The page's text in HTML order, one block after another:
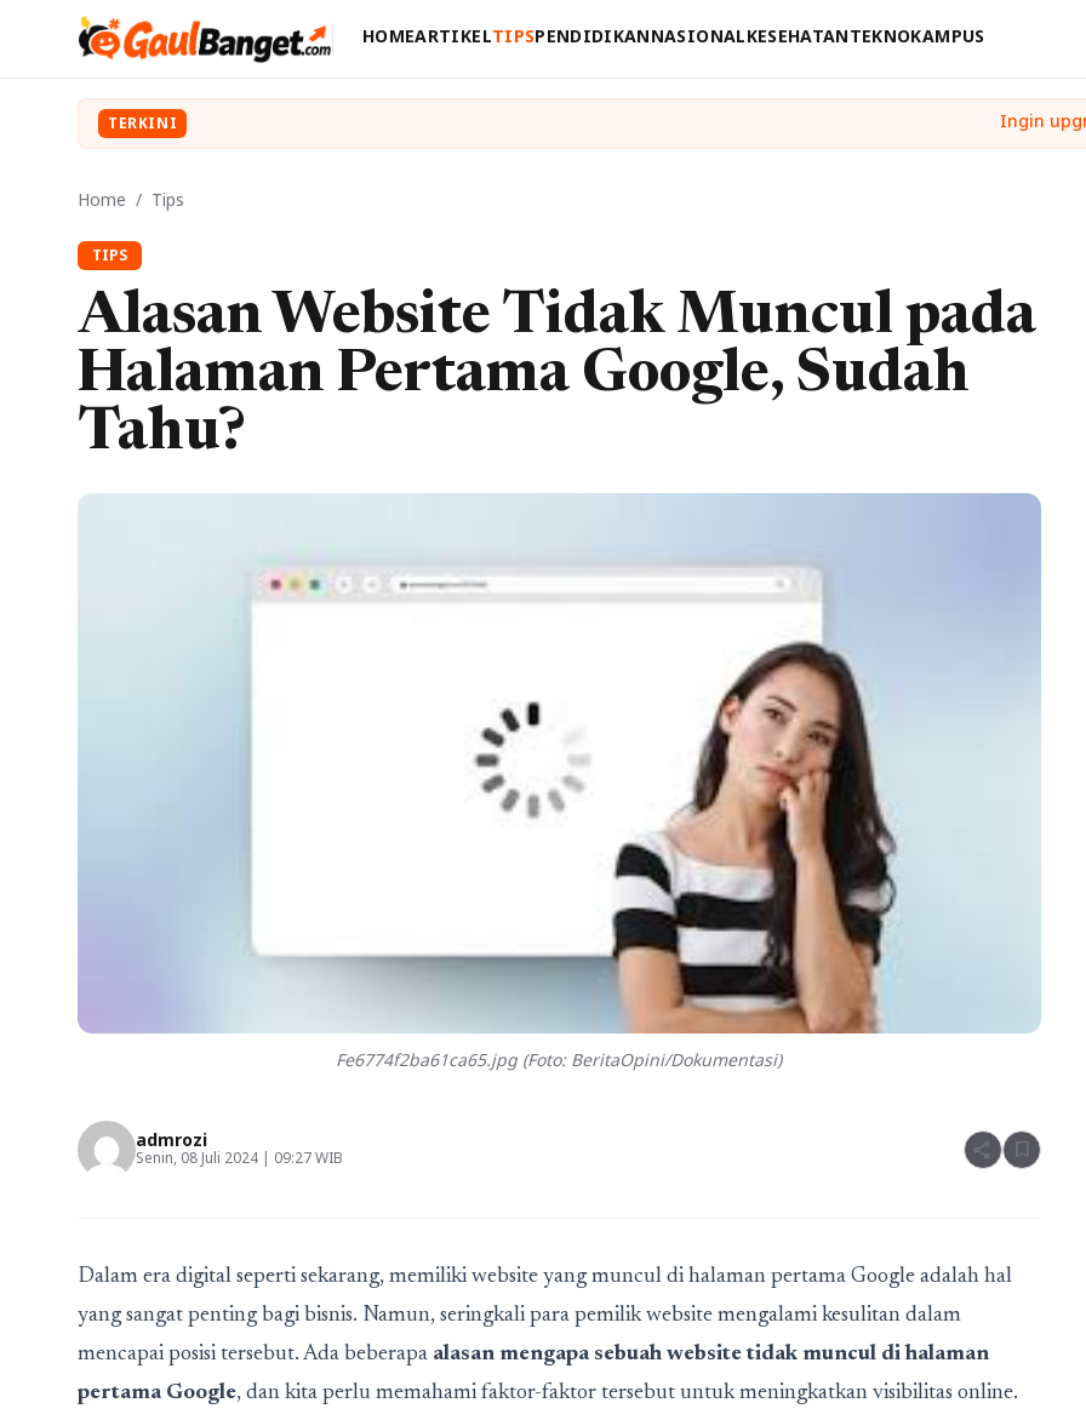
HOMEARTIKELTIPSPENDIDIKANNASIONALKESEHATANTEKNOKAMPUS
TERKINI
Home / Tips
TIPS
Alasan Website Tidak Muncul pada
Halaman Pertama Google, Sudah
Tahu?
Fe6774f2ba61ca65.jpg (Foto: BeritaOpini/Dokumentasi)
admrozi
Senin, 08 Juli 2024 | 09:27 WIB share bookmark
Dalam era digital seperti sekarang, memiliki website yang muncul di halaman pertama Google adalah hal
yang sangat penting bagi bisnis. Namun, seringkali para pemilik website mengalami kesulitan dalam
mencapai posisi tersebut. Ada beberapa alasan mengapa sebuah website tidak muncul di halaman
pertama Google, dan kita perlu memahami faktor-faktor tersebut untuk meningkatkan visibilitas online.